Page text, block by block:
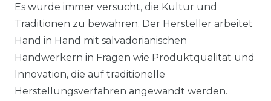
Es wurde immer versucht, die Kultur und
Traditionen zu bewahren. Der Hersteller arbeitet
Hand in Hand mit salvadorianischen
Handwerkern in Fragen wie Produktqualität und
Innovation, die auf traditionelle
Herstellungsverfahren angewandt werden.